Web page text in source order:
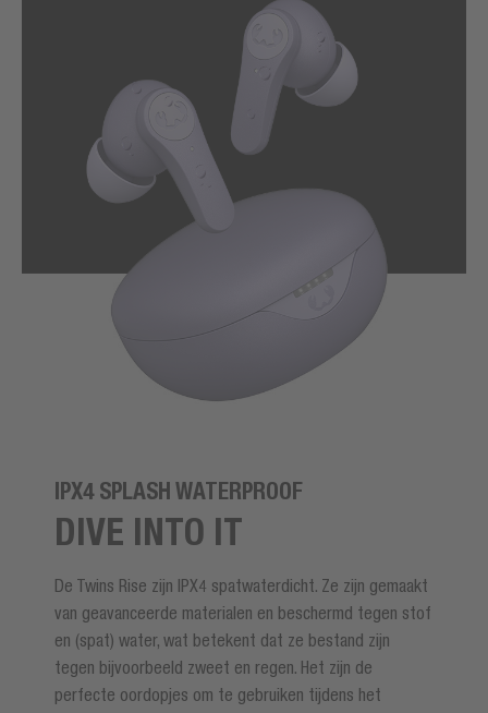
IPX4 SPLASH WATERPROOF
DIVE INTO IT
De Twins Rise zijn IPX4 spatwaterdicht. Ze zijn gemaakt
van geavanceerde materialen en beschermd tegen stof
en (spat) water, wat betekent dat ze bestand zijn
tegen bijvoorbeeld zweet en regen. Het zijn de
perfecte oordopjes om te gebruiken tijdens het